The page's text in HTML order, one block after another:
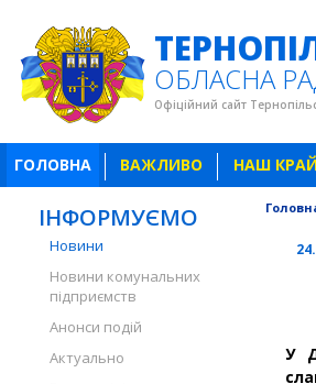
ОБЛАСНА
Офіційний сайт
ГОЛОВНА ВАЖЛИВО НАШ
ІНФОРМУЄМО
Новини
Новини комунальних
підприємств
Анонси подій
Актуально
У